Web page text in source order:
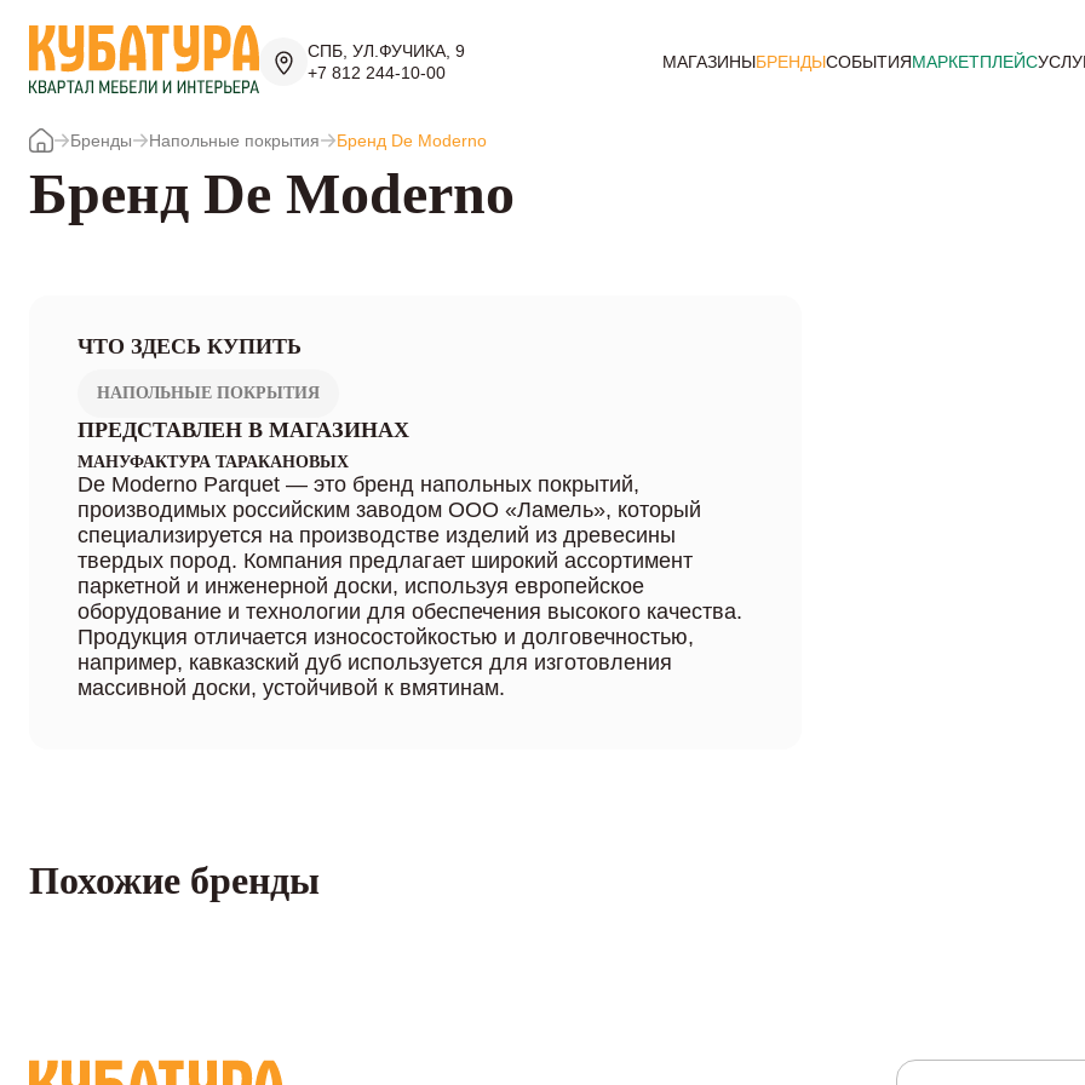
СПБ, УЛ.ФУЧИКА, 9
+7 812 244-10-00
МАГАЗИНЫБРЕНДЫСОБЫТИЯМАРКЕТПЛЕЙС
Бренды Напольные покрытия Бренд De Moderno
Бренд De Moderno
ЧТО ЗДЕСЬ КУПИТЬ
НАПОЛЬНЫЕ ПОКРЫТИЯ
ПРЕДСТАВЛЕН В МАГАЗИНАХ
МАНУФАКТУРА ТАРАКАНОВЫХ
De Moderno Parquet — это бренд напольных покрытий,
производимых российским заводом ООО «Ламель», который
специализируется на производстве изделий из древесины
твердых пород. Компания предлагает широкий ассортимент
паркетной и инженерной доски, используя европейское
оборудование и технологии для обеспечения высокого качества.
Продукция отличается износостойкостью и долговечностью,
например, кавказский дуб используется для изготовления
массивной доски, устойчивой к вмятинам.
Похожие бренды